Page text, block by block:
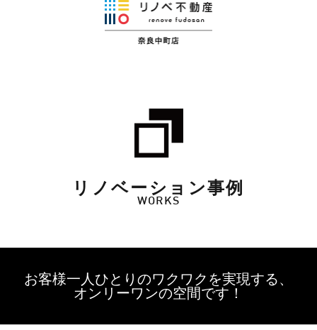
リノベーション事例
WORKS
お客様一人ひとりのワクワクを実現する、
オンリーワンの空間です！